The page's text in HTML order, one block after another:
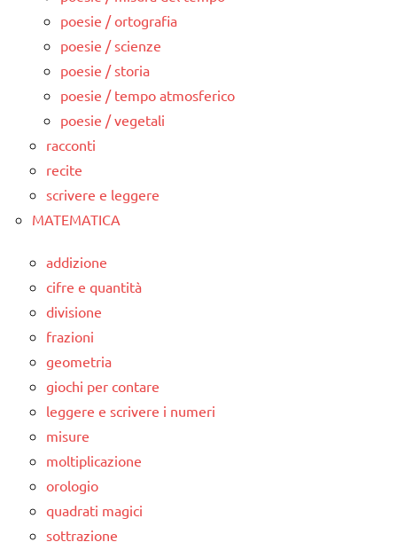
poesie / ortografia
poesie / scienze
poesie / storia
poesie / tempo atmosferico
poesie / vegetali
racconti
recite
scrivere e leggere
MATEMATICA
addizione
cifre e quantità
divisione
frazioni
geometria
giochi per contare
leggere e scrivere i numeri
misure
moltiplicazione
orologio
quadrati magici
sottrazione